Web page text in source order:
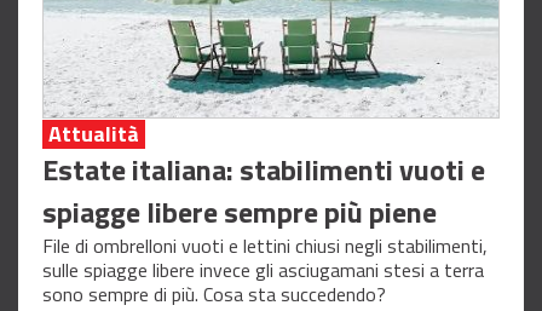
Attualità
Estate italiana: stabilimenti vuoti e
spiagge libere sempre più piene
File di ombrelloni vuoti e lettini chiusi negli stabilimenti,
sulle spiagge libere invece gli asciugamani stesi a terra
sono sempre di più. Cosa sta succedendo?